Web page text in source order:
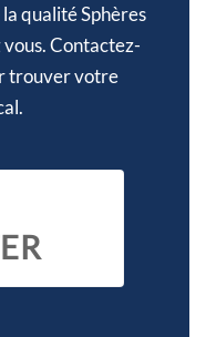
qualité Sphères
vous. Contactez-
trouver votre